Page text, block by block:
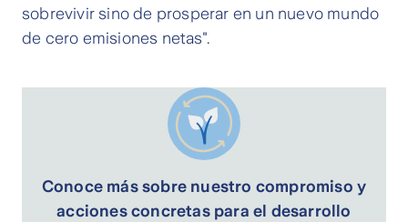
sobrevivir sino de prosperar en un nuevo mundo
de cero emisiones netas".
Conoce más sobre nuestro compromiso y
acciones concretas para el desarrollo